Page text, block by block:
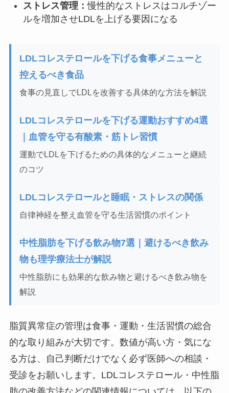
ストレス管理：慢性的なストレスはコルチゾー
ルを増加させLDLを上げる要因になる
LDLコレステロールを下げる食事メニューと
控えるべき食品
食事の見直しでLDLを改善する具体的な方法を解説
LDLコレステロールを下げる運動おすすめ4選
｜血管を守る有酸素・筋トレ習慣
運動でLDLを下げるための具体的なメニューと継続
のコツ
LDLコレステロールと睡眠・ストレスの関係
自律神経を整え血管を守る生活習慣のポイント
中性脂肪を下げる飲み物7選｜避けるべき飲み
物も理学療法士が解説
中性脂肪にも効果的な飲み物と避けるべき飲み物を
解説
脂質異常症の管理は食事・運動・生活習慣の総合
的な取り組みが大切です。数値が高い方・気にな
る方は、自己判断だけでなく必ず医師への相談・
受診をお願いします。LDLコレステロール・中性脂